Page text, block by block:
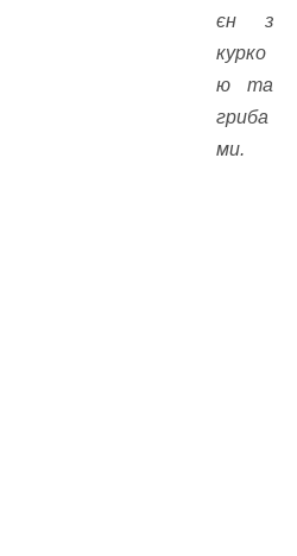
єн з
курко
ю та
гриба
ми.